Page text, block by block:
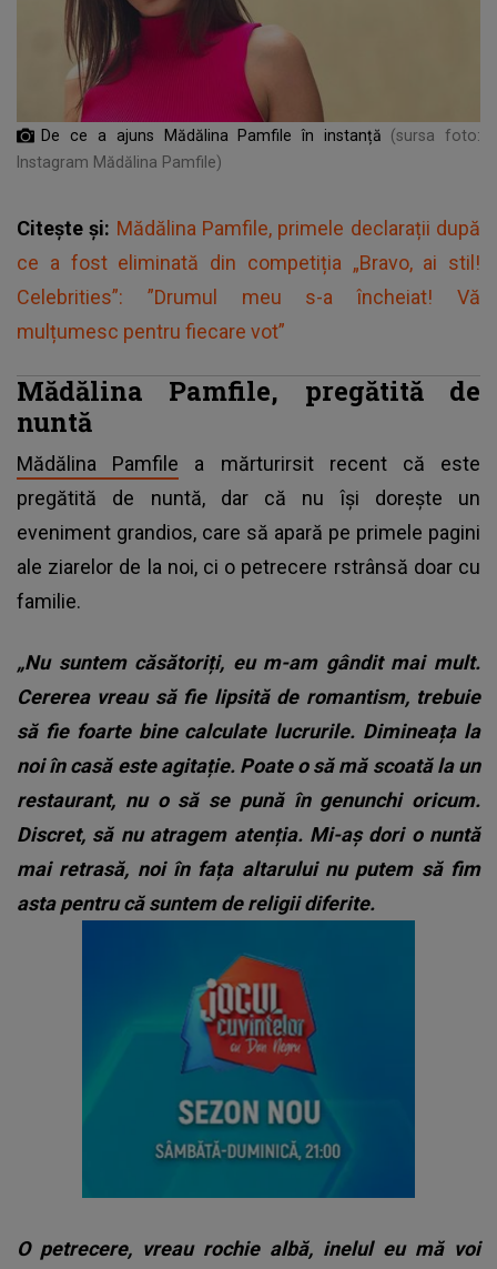
De ce a ajuns Mădălina Pamfile în instanță
(sursa foto:
Instagram Mădălina Pamfile)
Citește și: Mădălina Pamfile, primele declarații după
ce a fost eliminată din competiția „Bravo, ai stil!
Celebrities”: ”Drumul meu s-a încheiat! Vă
mulțumesc pentru fiecare vot”
Mădălina Pamfile, pregătită de
nuntă
Mădălina Pamfile a mărturirsit recent că este
pregătită de nuntă, dar că nu își dorește un
eveniment grandios, care să apară pe primele pagini
ale ziarelor de la noi, ci o petrecere rstrânsă doar cu
familie.
„Nu suntem căsătoriți, eu m-am gândit mai mult.
Cererea vreau să fie lipsită de romantism, trebuie
să fie foarte bine calculate lucrurile. Dimineața la
noi în casă este agitație. Poate o să mă scoată la un
restaurant, nu o să se pună în genunchi oricum.
Discret, să nu atragem atenția. Mi-aș dori o nuntă
mai retrasă, noi în fața altarului nu putem să fim
asta pentru că suntem de religii diferite.
O petrecere, vreau rochie albă, inelul eu mă voi